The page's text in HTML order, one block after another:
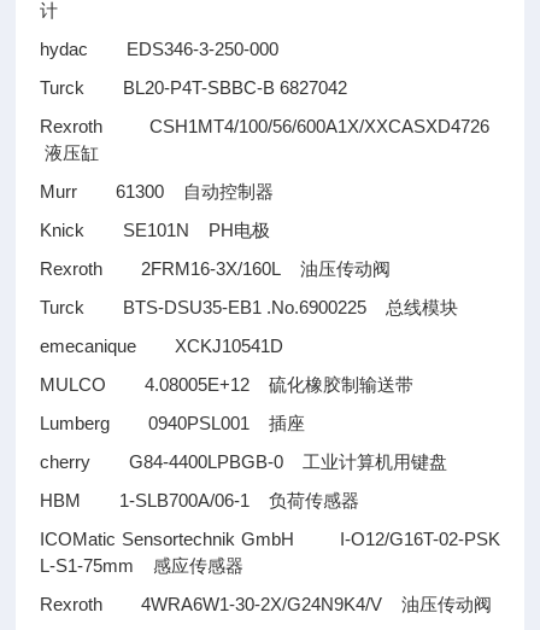
计
hydac EDS346-3-250-000
Turck BL20-P4T-SBBC-B 6827042
Rexroth CSH1MT4/100/56/600A1X/XXCASXD4726
液压缸
Murr 61300 自动控制器
Knick SE101N PH电极
Rexroth 2FRM16-3X/160L油压传动阀
Turck BTS-DSU35-EB1 .No.6900225 总线模块
emecanique XCKJ10541D
MULCO 4.08005E+12硫化橡胶制输送带
Lumberg 0940PSL001插座
cherry G84-4400LPBGB-0 工业计算机用键盘
HBM 1-SLB700A/06-1负荷传感器
ICOMatic Sensortechnik GmbH I-O12/G16T-02-PSK
L-S1-75mm感应传感器
Rexroth 4WRA6W1-30-2X/G24N9K4/V油压传动阀